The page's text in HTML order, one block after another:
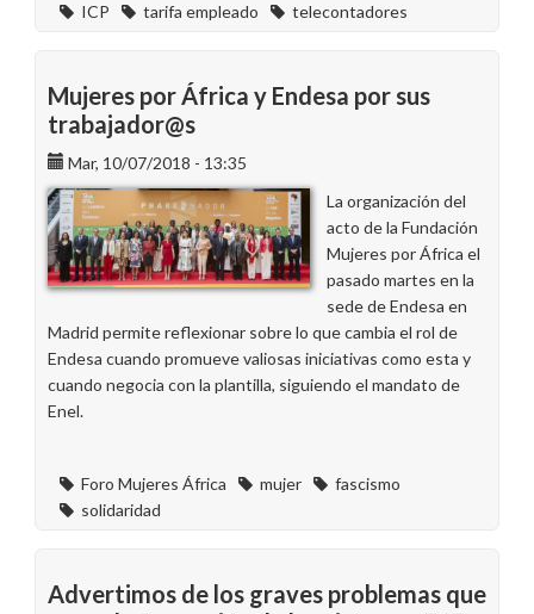
ICP tarifa empleado telecontadores
Mujeres por África y Endesa por sus
trabajador@s
Mar, 10/07/2018 - 13:35
La organización del
acto de la Fundación
Mujeres por África el
pasado martes en la
sede de Endesa en
Madrid permite reflexionar sobre lo que cambia el rol de
Endesa cuando promueve valiosas iniciativas como esta y
cuando negocia con la plantilla, siguiendo el mandato de
Enel.
Foro Mujeres África mujer
fascismo
solidaridad
Advertimos de los graves problemas que